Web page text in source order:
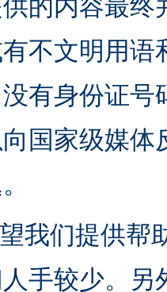
的内容最
不文明用
有身份证
国家级媒
我们提供帮
手较少。